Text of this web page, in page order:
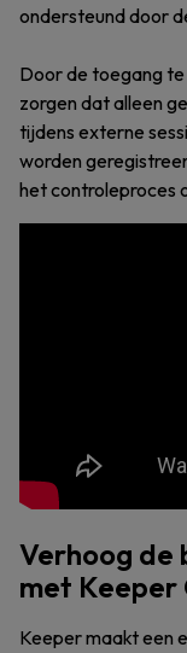
ondersteund door
Door de toegang
zorgen dat alleen
tijdens externe
worden
het controleproces
Verhoog de
met Keeper
Keeper maakt een